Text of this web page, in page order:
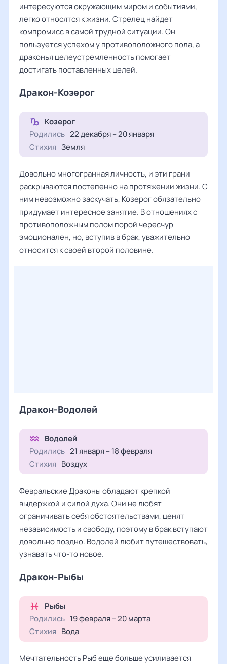
интересуются окружающим миром и событиями,
легко относятся к жизни. Стрелец найдет
компромисс в самой трудной ситуации. Он
пользуется успехом у противоположного пола, а
драконья целеустремленность помогает
достигать поставленных целей.
Дракон-Козерог
Козерог
Родились 22 декабря – 20 января
Стихия Земля
Довольно многогранная личность, и эти грани
раскрываются постепенно на протяжении жизни. С
ним невозможно заскучать, Козерог обязательно
придумает интересное занятие. В отношениях с
противоположным полом порой чересчур
эмоционален, но, вступив в брак, уважительно
относится к своей второй половине.
Дракон-Водолей
Водолей
Родились 21 января – 18 февраля
Стихия Воздух
Февральские Драконы обладают крепкой
выдержкой и силой духа. Они не любят
ограничивать себя обстоятельствами, ценят
независимость и свободу, поэтому в брак вступают
довольно поздно. Водолей любит путешествовать,
узнавать что-то новое.
Дракон-Рыбы
Рыбы
Родились 19 февраля – 20 марта
Стихия Вода
Мечтательность Рыб еще больше усиливается